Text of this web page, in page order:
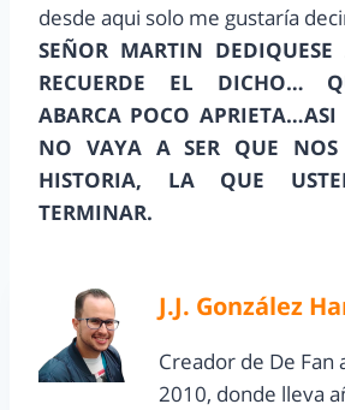
desde aqui solo me gustaría
SEÑOR MARTIN
RECUERDE EL DICHO…
ABARCA POCO APRIETA…ASI
NO VAYA A SER QUE
HISTORIA, LA QUE
TERMINAR.
J.J. González
Creador de De Fan
2010, donde lleva